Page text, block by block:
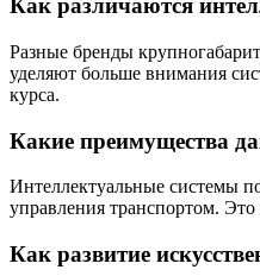
Как различаются
Разные бренды
уделяют больше внимания
курса.
Какие преимущества
Интеллектуальные системы
управления транспортом.
Как развитие